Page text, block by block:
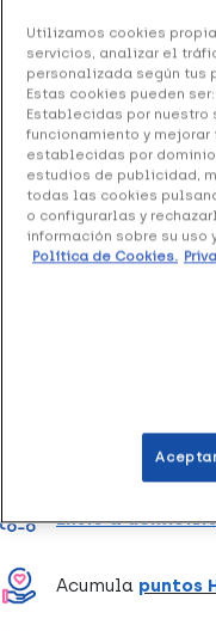
Molicare Mobile
28.73 €
+ 57 puntos Healthies
Ropa interior
hace que no se
Entrega rápida
Envío a
Acumula puntos
Utilizamos cookies
servicios, analizar el
personalizada según tus
Estas cookies pueden
Establecidas por nuestro
funcionamiento y mejorar
establecidas por
estudios de publicidad,
todas las cookies
o configurarlas y
información sobre su
Política de Cookies.